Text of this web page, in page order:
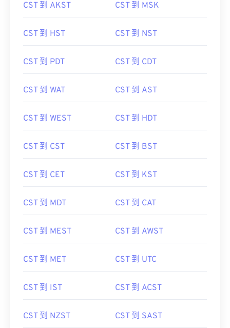
CST 到 AKST CST 到 MSK
CST 到 HST CST 到 NST
CST 到 PDT CST 到 CDT
CST 到 WAT CST 到 AST
CST 到 WEST CST 到 HDT
CST 到 CST CST 到 BST
CST 到 CET CST 到 KST
CST 到 MDT CST 到 CAT
CST 到 MEST CST 到 AWST
CST 到 MET CST 到 UTC
CST 到 IST CST 到 ACST
CST 到 NZST CST 到 SAST